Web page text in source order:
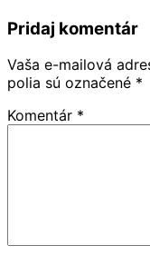
Pridaj komentár
Vaša e-mailová
polia sú označené *
Komentár *